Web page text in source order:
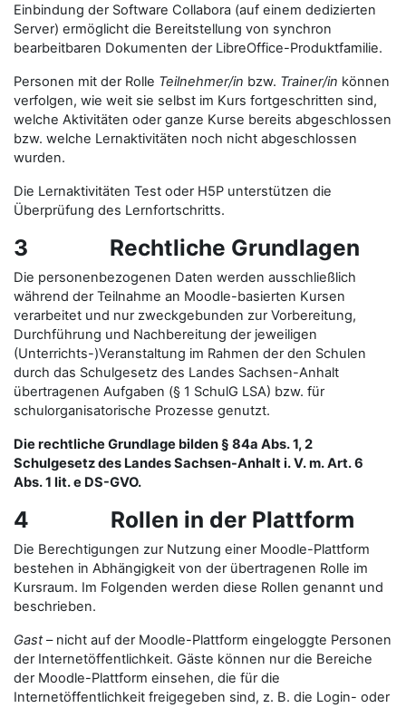
Einbindung der Software Collabora (auf einem dedizierten
Server) ermöglicht die Bereitstellung von synchron
bearbeitbaren Dokumenten der LibreOffice-Produktfamilie.
Personen mit der Rolle Teilnehmer/in bzw. Trainer/in können
verfolgen, wie weit sie selbst im Kurs fortgeschritten sind,
welche Aktivitäten oder ganze Kurse bereits abgeschlossen
bzw. welche Lernaktivitäten noch nicht abgeschlossen
wurden.
Die Lernaktivitäten Test oder H5P unterstützen die
Überprüfung des Lernfortschritts.
3 Rechtliche Grundlagen
Die personenbezogenen Daten werden ausschließlich
während der Teilnahme an Moodle-basierten Kursen
verarbeitet und nur zweckgebunden zur Vorbereitung,
Durchführung und Nachbereitung der jeweiligen
(Unterrichts-)Veranstaltung im Rahmen der den Schulen
durch das Schulgesetz des Landes Sachsen-Anhalt
übertragenen Aufgaben (§ 1 SchulG LSA) bzw. für
schulorganisatorische Prozesse genutzt.
Die rechtliche Grundlage bilden § 84a Abs. 1, 2
Schulgesetz des Landes Sachsen-Anhalt i. V. m. Art. 6
Abs. 1 lit. e DS-GVO.
4 Rollen in der Plattform
Die Berechtigungen zur Nutzung einer Moodle-Plattform
bestehen in Abhängigkeit von der übertragenen Rolle im
Kursraum. Im Folgenden werden diese Rollen genannt und
beschrieben.
Gast– nicht auf der Moodle-Plattform eingeloggte Personen
der Internetöffentlichkeit. Gäste können nur die Bereiche
der Moodle-Plattform einsehen, die für die
Internetöffentlichkeit freigegeben sind, z. B. die Login- oder